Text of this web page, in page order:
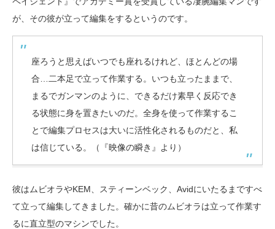
が、その彼が立って編集をするというのです。
座ろうと思えばいつでも座れるけれど、ほとんどの場
合…二本足で立って作業する。いつも立ったままで、
まるでガンマンのように、できるだけ素早く反応でき
る状態に身を置きたいのだ。全身を使って作業するこ
とで編集プロセスは大いに活性化されるものだと、私
は信じている。（『映像の瞬き』より）
彼はムビオラやKEM、スティーンベック、Avidにいたるまですべ
て立って編集してきました。確かに昔のムビオラは立って作業す
るに直立型のマシンでした。